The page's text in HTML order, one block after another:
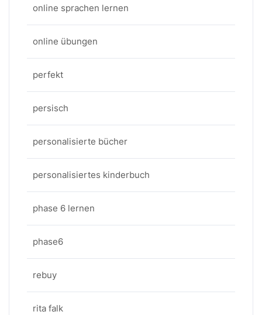
online sprachen lernen
online übungen
perfekt
persisch
personalisierte bücher
personalisiertes kinderbuch
phase 6 lernen
phase6
rebuy
rita falk